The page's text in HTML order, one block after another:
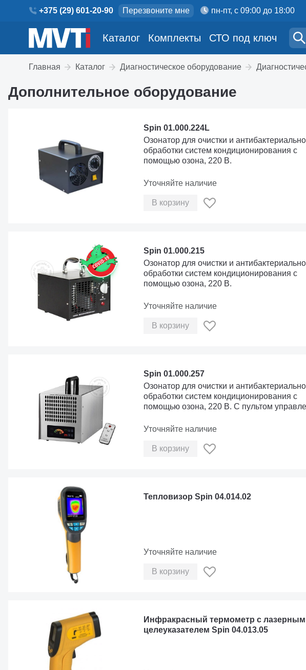
+375 (29) 601-20-90 Перезвоните мне пн-пт, с 09:00 до 18:00
Каталог Комплекты СТО под ключ
Главная Каталог Диагностическое оборудование
Дополнительное оборудование
Spin 01.000.224L
Озонатор для очистки и
обработки систем кондиционирования с
помощью озона, 220 В.
Уточняйте наличие
В корзину
Spin 01.000.215
Озонатор для очистки и
обработки систем кондиционирования с
помощью озона, 220 В.
Уточняйте наличие
В корзину
Spin 01.000.257
Озонатор для очистки и
обработки систем кондиционирования с
помощью озона, 220 В. С пультом
Уточняйте наличие
В корзину
Тепловизор Spin 04.014.02
Уточняйте наличие
В корзину
Инфракрасный термометр с лазерным
целеуказателем Spin 04.013.05